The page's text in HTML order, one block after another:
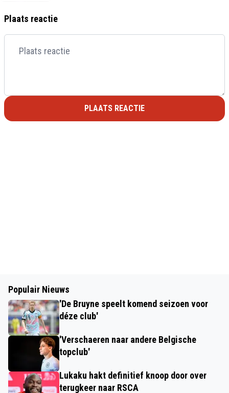
Plaats reactie
PLAATS REACTIE
Populair Nieuws
'De Bruyne speelt komend seizoen voor
déze club'
'Verschaeren naar andere Belgische
topclub'
Lukaku hakt definitief knoop door over
terugkeer naar RSCA